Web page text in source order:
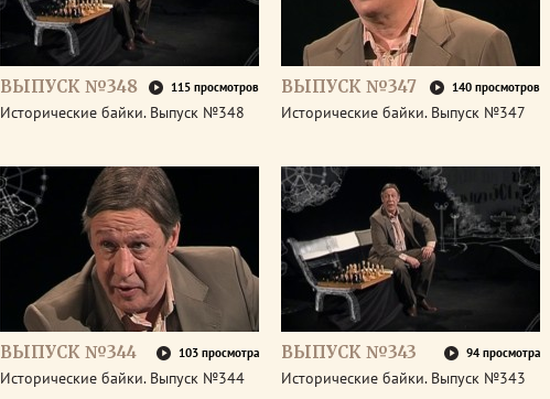
ВЫПУСК №348 115 просмотров
Исторические байки. Выпуск №348
ВЫПУСК №347 140 просмотров
Исторические байки. Выпуск №347
ВЫПУСК №344 103 просмотра
Исторические байки. Выпуск №344
ВЫПУСК №343 94 просмотра
Исторические байки. Выпуск №343